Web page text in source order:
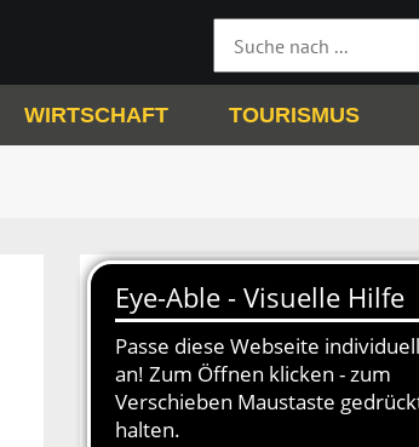
WIRTSCHAFT TOURISMUS
Pass- und
Im Pass- und Meldewesen können
bequem online vereinbaren oder
online beantragen.